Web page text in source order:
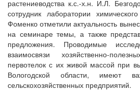
растениеводства к.с.-х.н. И.Л.
сотрудник лаборатории
Фоменко отметили актуальность
на семинаре темы, а также
предложения. Проводимые
взаимосвязи хозяйственно-
первотелок с их живой массой при
Вологодской области, имеют
сельскохозяйственных предприятий.